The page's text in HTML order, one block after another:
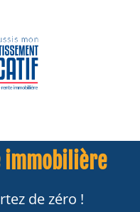
immobilière
de zéro !